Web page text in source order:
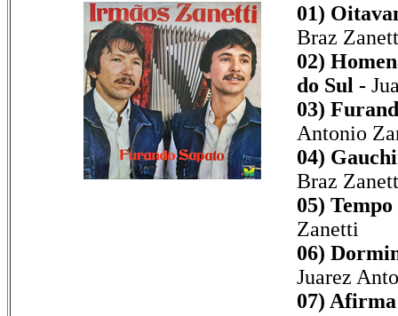
01)
Braz
02)
do Sul -
03)
Antonio
04)
Braz
05)
Zanetti
06)
Juarez
07) Afirma